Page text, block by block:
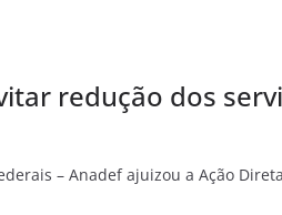
redução dos
– Anadef ajuizou a Ação